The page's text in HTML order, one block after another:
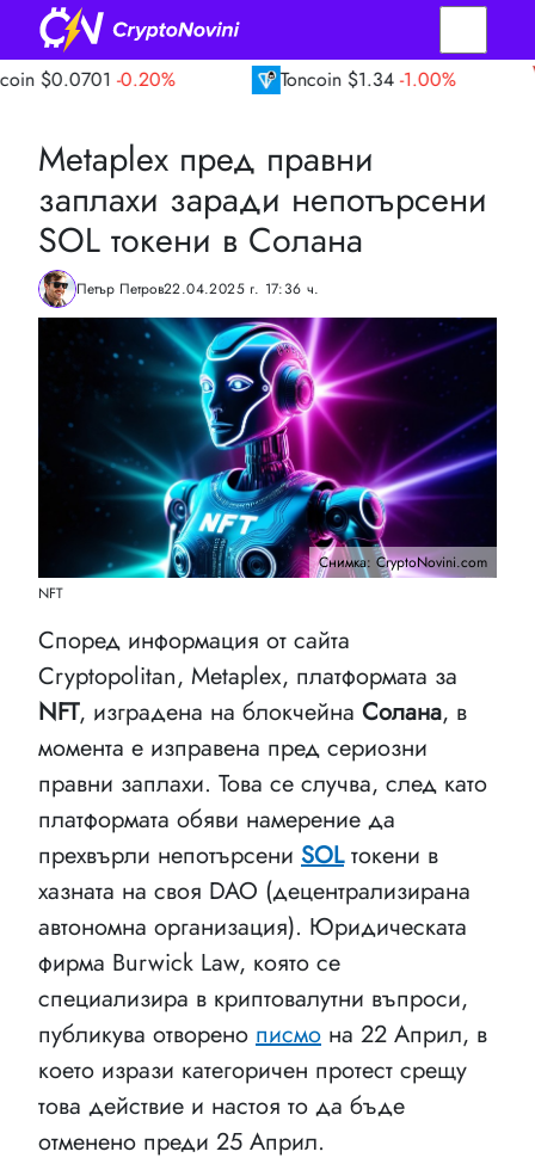
-0.20% $1.34 -1.00%
Metaplex пред правни
заплахи заради непотърсени
SOL токени в Солана
Петър Петров22.04.2025 г. 17:36 ч.
Снимка: CryptoNovini.com
NFT
Според информация от сайта
Cryptopolitan, Metaplex, платформата за
NFT, изградена на блокчейна Солана, в
момента е изправена пред сериозни
правни заплахи. Това се случва, след като
платформата обяви намерение да
прехвърли непотърсени SOLтокени в
хазната на своя DAO (децентрализирана
автономна организация). Юридическата
фирма Burwick Law, която се
специализира в криптовалутни въпроси,
публикува отворено писмо на 22 Април, в
което изрази категоричен протест срещу
това действие и настоя то да бъде
отменено преди 25 Април.